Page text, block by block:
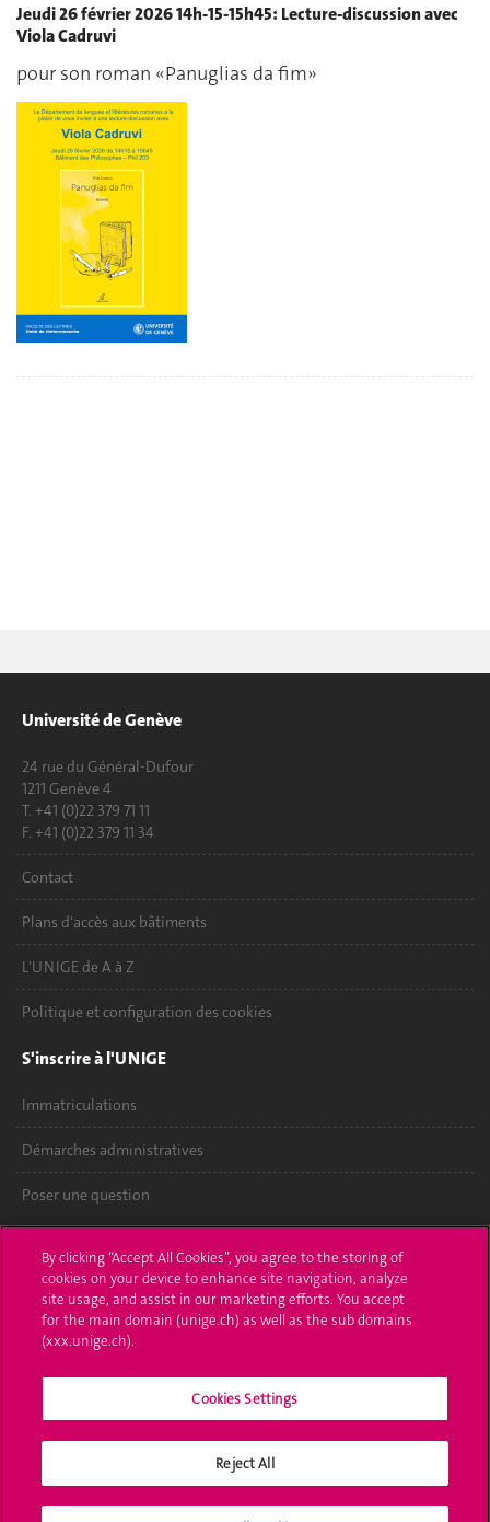
Jeudi 26 février 2026 14h-15-15h45: Lecture-discussion avec
Viola Cadruvi
pour son roman «Panuglias da fim»
Université de Genève
24 rue du Général-Dufour
1211 Genève 4
T. +41 (0)22 379 71 11
F. +41 (0)22 379 11 34
Contact
Plans d'accès aux bâtiments
L'UNIGE de A à Z
Politique et configuration des cookies
S'inscrire à l'UNIGE
Immatriculations
Démarches administratives
Poser une question
UNIGE Mobile
Médias
Offres d'emploi
Bibliothèque
Médias sociaux UNIGE
By clicking “Accept All Cookies”, you agree to the storing of
cookies on your device to enhance site navigation, analyze
site usage, and assist in our marketing efforts. You accept
for the main domain (unige.ch) as well as the sub domains
(xxx.unige.ch).
Cookies Settings
Reject All